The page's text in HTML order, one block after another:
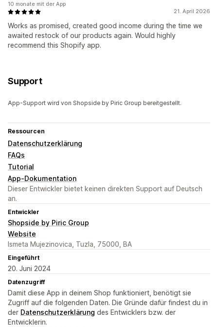
21. April 2026
Works as promised, created good income during the time we
awaited restock of our products again. Would highly
recommend this Shopify app.
10 monate mit der App
Support
App-Support wird von Shopside by Piric Group bereitgestellt.
Ressourcen
Datenschutzerklärung
FAQs
Tutorial
App-Dokumentation
Dieser Entwickler bietet keinen direkten Support auf Deutsch
an.
Entwickler
Shopside by Piric Group
Website
Ismeta Mujezinovica, Tuzla, 75000, BA
Eingeführt
20. Juni 2024
Datenzugriff
Damit diese App in deinem Shop funktioniert, benötigt sie
Zugriff auf die folgenden Daten. Die Gründe dafür findest du in
der Datenschutzerklärung des Entwicklers bzw. der
Entwicklerin.